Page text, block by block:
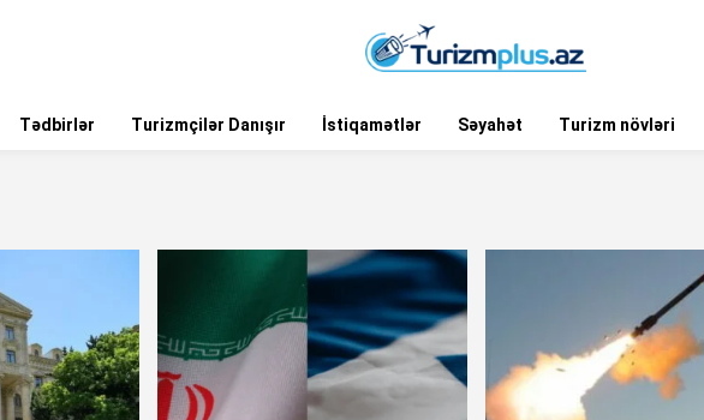
Tədbirlər Turizmçilər Danışır İstiqamətlər Səyahət Turizm növləri